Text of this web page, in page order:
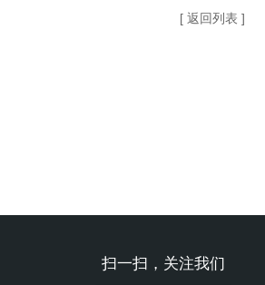
[ 返回列表 ]
扫一扫，关注我们